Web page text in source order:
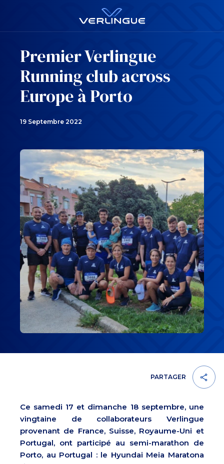
Premier Verlingue
Running club across
Europe à Porto
19 Septembre 2022
PARTAGER
Ce samedi 17 et dimanche 18 septembre, une
vingtaine de collaborateurs Verlingue
provenant de France, Suisse, Royaume-Uni et
Portugal, ont participé au semi-marathon de
Porto, au Portugal : le Hyundai Meia Maratona